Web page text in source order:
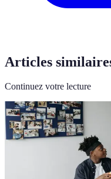
Articles
Continuez votre lecture